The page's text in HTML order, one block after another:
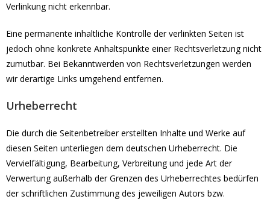
Verlinkung nicht erkennbar.
Eine permanente inhaltliche Kontrolle der verlinkten Seiten ist
jedoch ohne konkrete Anhaltspunkte einer Rechtsverletzung nicht
zumutbar. Bei Bekanntwerden von Rechtsverletzungen werden
wir derartige Links umgehend entfernen.
Urheberrecht
Die durch die Seitenbetreiber erstellten Inhalte und Werke auf
diesen Seiten unterliegen dem deutschen Urheberrecht. Die
Vervielfältigung, Bearbeitung, Verbreitung und jede Art der
Verwertung außerhalb der Grenzen des Urheberrechtes bedürfen
der schriftlichen Zustimmung des jeweiligen Autors bzw.